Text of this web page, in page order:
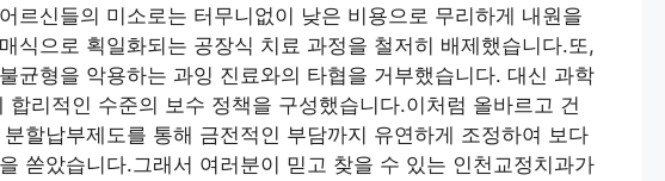
르신들의 미소로는 터무니없이 낮은 비용으로 무리하게 내원을
식으로 획일화되는 공장식 치료 과정을 철저히 배제했습니다.또,
균형을 악용하는 과잉 진료와의 타협을 거부했습니다. 대신 과학
리적인 수준의 보수 정책을 구성했습니다.이처럼 올바르고 건
할납부제도를 통해 금전적인 부담까지 유연하게 조정하여 보다
쏟았습니다.그래서 여러분이 믿고 찾을 수 있는 인천교정치과가